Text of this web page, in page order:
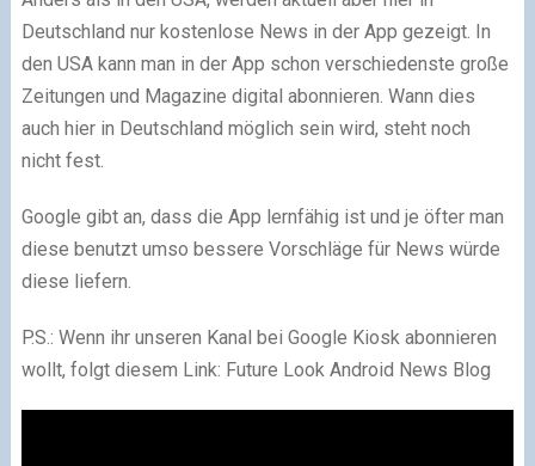
Deutschland nur kostenlose News in der App gezeigt. In
den USA kann man in der App schon verschiedenste große
Zeitungen und Magazine digital abonnieren. Wann dies
auch hier in Deutschland möglich sein wird, steht noch
nicht fest.
Google gibt an, dass die App lernfähig ist und je öfter man
diese benutzt umso bessere Vorschläge für News würde
diese liefern.
P.S.: Wenn ihr unseren Kanal bei Google Kiosk abonnieren
wollt, folgt diesem Link: Future Look Android News Blog